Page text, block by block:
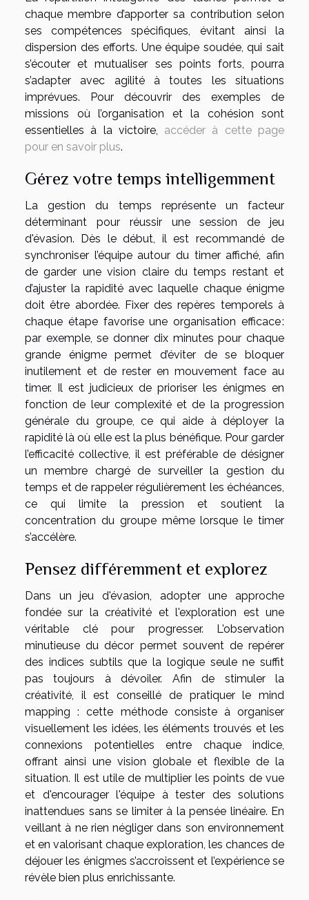
chaque membre d’apporter sa contribution selon
ses compétences spécifiques, évitant ainsi la
dispersion des efforts. Une équipe soudée, qui sait
s’écouter et mutualiser ses points forts, pourra
s’adapter avec agilité à toutes les situations
imprévues. Pour découvrir des exemples de
missions où l’organisation et la cohésion sont
essentielles à la victoire, accéder à cette page
pour en savoir plus.
Gérez votre temps intelligemment
La gestion du temps représente un facteur
déterminant pour réussir une session de jeu
d'évasion. Dès le début, il est recommandé de
synchroniser l’équipe autour du timer affiché, afin
de garder une vision claire du temps restant et
d’ajuster la rapidité avec laquelle chaque énigme
doit être abordée. Fixer des repères temporels à
chaque étape favorise une organisation efficace :
par exemple, se donner dix minutes pour chaque
grande énigme permet d’éviter de se bloquer
inutilement et de rester en mouvement face au
timer. Il est judicieux de prioriser les énigmes en
fonction de leur complexité et de la progression
générale du groupe, ce qui aide à déployer la
rapidité là où elle est la plus bénéfique. Pour garder
l’efficacité collective, il est préférable de désigner
un membre chargé de surveiller la gestion du
temps et de rappeler régulièrement les échéances,
ce qui limite la pression et soutient la
concentration du groupe même lorsque le timer
s’accélère.
Pensez différemment et explorez
Dans un jeu d'évasion, adopter une approche
fondée sur la créativité et l'exploration est une
véritable clé pour progresser. L'observation
minutieuse du décor permet souvent de repérer
des indices subtils que la logique seule ne suffit
pas toujours à dévoiler. Afin de stimuler la
créativité, il est conseillé de pratiquer le mind
mapping : cette méthode consiste à organiser
visuellement les idées, les éléments trouvés et les
connexions potentielles entre chaque indice,
offrant ainsi une vision globale et flexible de la
situation. Il est utile de multiplier les points de vue
et d'encourager l'équipe à tester des solutions
inattendues sans se limiter à la pensée linéaire. En
veillant à ne rien négliger dans son environnement
et en valorisant chaque exploration, les chances de
déjouer les énigmes s’accroissent et l’expérience se
révèle bien plus enrichissante.